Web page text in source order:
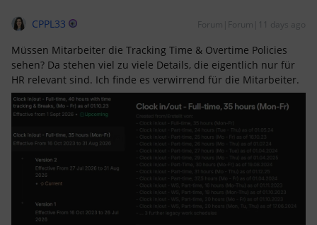
CPPL33 Forum|Forum|11 days ago
Müssen Mitarbeiter die Tracking Time & Overtime Policies
sehen? Da stehen viel zu viele Details, die eigentlich nur für
HR relevant sind. Ich finde es verwirrend für die Mitarbeiter.